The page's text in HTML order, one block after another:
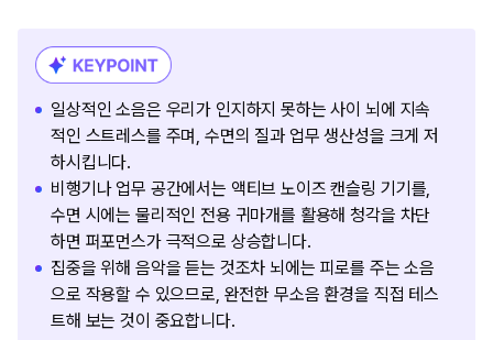
일상적인 소음은 우리가 인지하지 못하는 사이 뇌에 지속
적인 스트레스를 주며, 수면의 질과 업무 생산성을 크게 저
하시킵니다.
비행기나 업무 공간에서는 액티브 노이즈 캔슬링 기기를,
수면 시에는 물리적인 전용 귀마개를 활용해 청각을 차단
하면 퍼포먼스가 극적으로 상승합니다.
집중을 위해 음악을 듣는 것조차 뇌에는 피로를 주는 소음
으로 작용할 수 있으므로, 완전한 무소음 환경을 직접 테스
트해 보는 것이 중요합니다.